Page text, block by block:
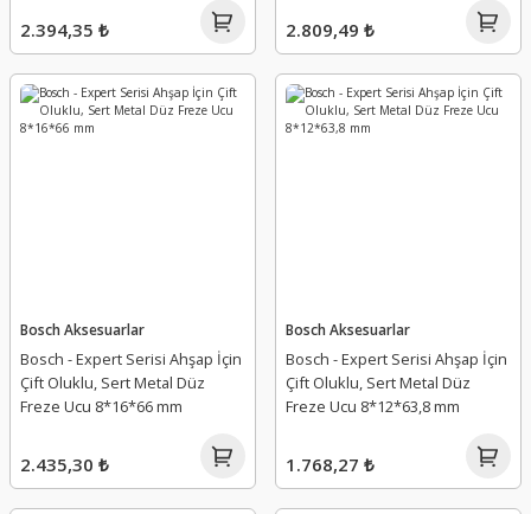
2.394,35 ₺ 2.809,49 ₺
Bosch Aksesuarlar
Bosch - Expert Serisi Ahşap İçin
Çift Oluklu, Sert Metal Düz
Freze Ucu 8*16*66 mm
2.435,30 ₺
Bosch Aksesuarlar
Bosch - Expert Serisi Ahşap İçin
Çift Oluklu, Sert Metal Düz
Freze Ucu 8*12*63,8 mm
1.768,27 ₺